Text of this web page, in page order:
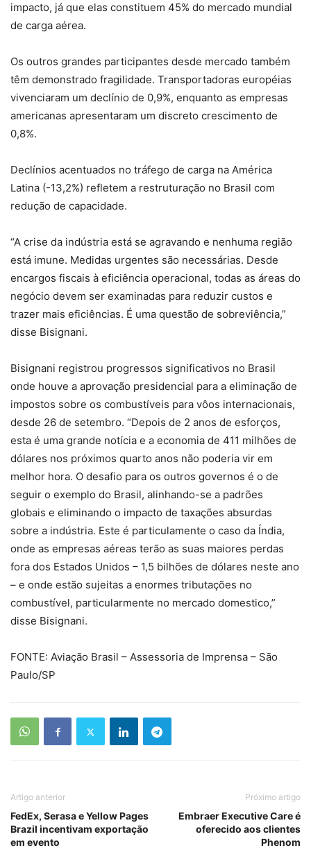
impacto, já que elas constituem 45% do mercado mundial
de carga aérea.
Os outros grandes participantes desde mercado também
têm demonstrado fragilidade. Transportadoras européias
vivenciaram um declínio de 0,9%, enquanto as empresas
americanas apresentaram um discreto crescimento de
0,8%.
Declínios acentuados no tráfego de carga na América
Latina (-13,2%) refletem a restruturação no Brasil com
redução de capacidade.
“A crise da indústria está se agravando e nenhuma região
está imune. Medidas urgentes são necessárias. Desde
encargos fiscais à eficiência operacional, todas as áreas do
negócio devem ser examinadas para reduzir custos e
trazer mais eficiências. É uma questão de sobreviência,”
disse Bisignani.
Bisignani registrou progressos significativos no Brasil
onde houve a aprovação presidencial para a eliminação de
impostos sobre os combustíveis para vôos internacionais,
desde 26 de setembro. “Depois de 2 anos de esforços,
esta é uma grande notícia e a economia de 411 milhões de
dólares nos próximos quarto anos não poderia vir em
melhor hora. O desafio para os outros governos é o de
seguir o exemplo do Brasil, alinhando-se a padrões
globais e eliminando o impacto de taxações absurdas
sobre a indústria. Este é particulamente o caso da Índia,
onde as empresas aéreas terão as suas maiores perdas
fora dos Estados Unidos – 1,5 bilhões de dólares neste ano
– e onde estão sujeitas a enormes tributações no
combustível, particularmente no mercado domestico,”
disse Bisignani.
FONTE: Aviação Brasil – Assessoria de Imprensa – São
Paulo/SP
Artigo anterior
FedEx, Serasa e Yellow Pages
Brazil incentivam exportação
em evento
Próximo artigo
Embraer Executive Care é
oferecido aos clientes
Phenom